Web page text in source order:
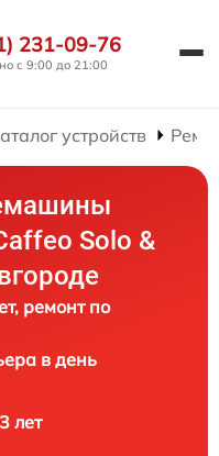
231-09-76
с 9:00 до 21:00
устройств
Solo &
ремонт по
в день
лет